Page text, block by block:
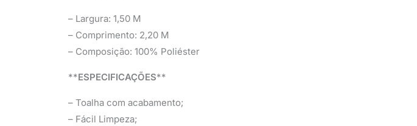
– Largura: 1,50 M
– Comprimento: 2,20 M
– Composição: 100% Poliéster
**ESPECIFICAÇÕES**
– Toalha com acabamento;
– Fácil Limpeza;